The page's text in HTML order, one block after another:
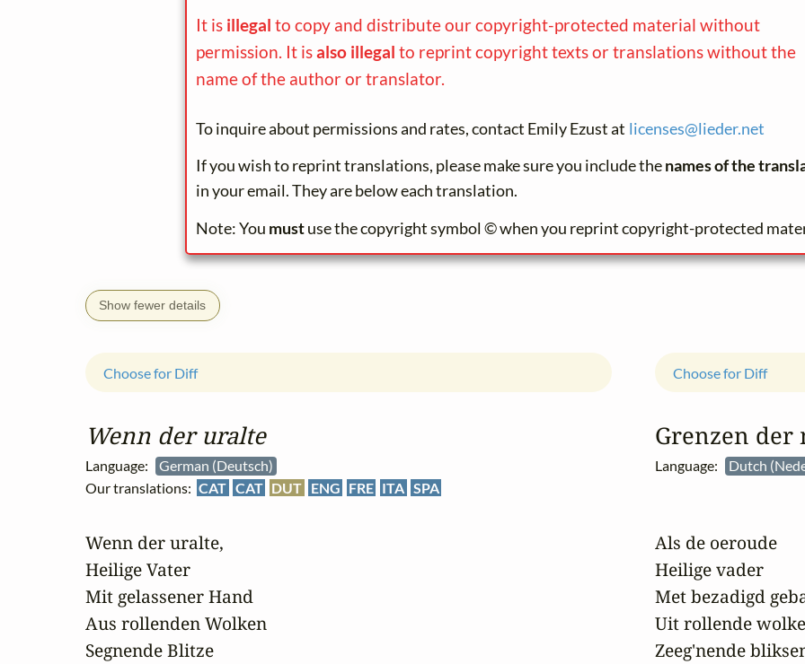
It is illegal to copy and distribute our copyright-protected material without
permission. It isalso illegal to reprint copyright texts or translations without the
name of the author or translator.
To inquire about permissions and rates, contact Emily Ezust at licenses@lieder.net
If you wish to reprint translations, please make sure you include thenames of the
in your email. They are below each translation.
Note: You mustuse the copyright symbol © when you reprint copyright-protected
Show fewer details
Wenn der uralte
Language:
German (Deutsch)
Our translations: CAT CAT DUT ENG FRE ITA SPA
Choose for Diff
Wenn der uralte,
Heilige Vater
Mit gelassener Hand
Aus rollenden Wolken
Segnende Blitze
Grenzen der
Language: Dutch
Choose for Diff
Als de oeroude
Heilige vader
Met bezadigd
Uit rollende
Zeeg'nende